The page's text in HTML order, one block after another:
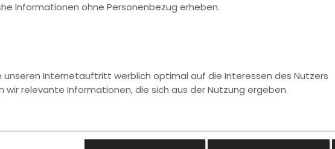
Informationen ohne Personenbezug erheben.
unseren Internetauftritt werblich optimal auf die Interessen des Nutzers
wir relevante Informationen, die sich aus der Nutzung ergeben.